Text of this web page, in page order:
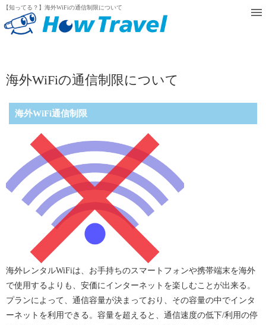
【知ってる？】海外WiFiの通信制限について
海外WiFiの通信制限について
海外WiFi通信制限
海外レンタルWiFiは、お手持ちのスマートフォンや携帯端末を海外
で使用するよりも、安価にインターネットを楽しむことが出来る。
プランによって、通信容量が決まっており、その容量の中でインタ
ーネットを利用できる。容量を超えると、通信速度の低下/利用の停